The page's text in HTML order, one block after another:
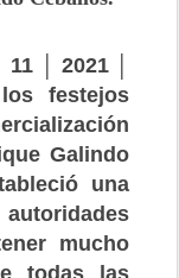
│ 2021 │
festejos
Galindo
una
mucho
todas las